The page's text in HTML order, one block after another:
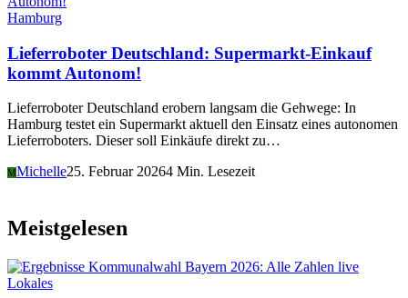
Hamburg
Lieferroboter Deutschland: Supermarkt-Einkauf
kommt Autonom!
Lieferroboter Deutschland erobern langsam die Gehwege: In
Hamburg testet ein Supermarkt aktuell den Einsatz eines autonomen
Lieferroboters. Dieser soll Einkäufe direkt zu…
MMichelle25. Februar 20264 Min. Lesezeit
Meistgelesen
Lokales